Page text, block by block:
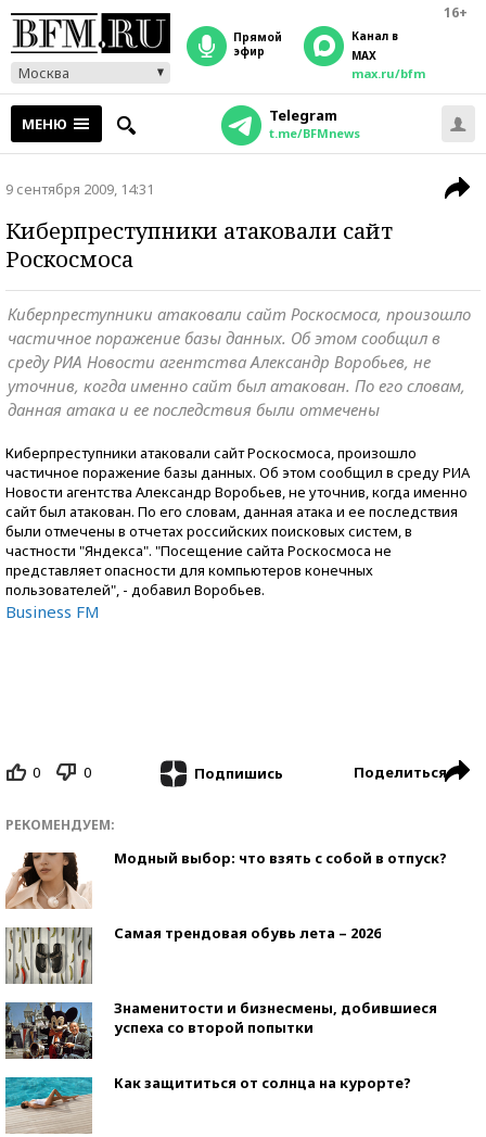
16+
Москва
прямой
эфир
Канал в
MAX
max.ru/bfm
МЕНЮ Telegram
t.me/BFMnews
9 сентября 2009, 14:31
Киберпреступники атаковали сайт
Роскосмоса
Киберпреступники атаковали сайт Роскосмоса, произошло
частичное поражение базы данных. Об этом сообщил в
среду РИА Новости агентства Александр Воробьев, не
уточнив, когда именно сайт был атакован. По его словам,
данная атака и ее последствия были отмечены
Киберпреступники атаковали сайт Роскосмоса, произошло
частичное поражение базы данных. Об этом сообщил в среду РИА
Новости агентства Александр Воробьев, не уточнив, когда именно
сайт был атакован. По его словам, данная атака и ее последствия
были отмечены в отчетах российских поисковых систем, в
частности "Яндекса". "Посещение сайта Роскосмоса не
представляет опасности для компьютеров конечных
пользователей", - добавил Воробьев.
Business FM
0 0 Подпишись Поделиться
РЕКОМЕНДУЕМ:
Модный выбор: что взять с собой в отпуск?
Самая трендовая обувь лета – 2026
Знаменитости и бизнесмены, добившиеся
успеха со второй попытки
Как защититься от солнца на курорте?